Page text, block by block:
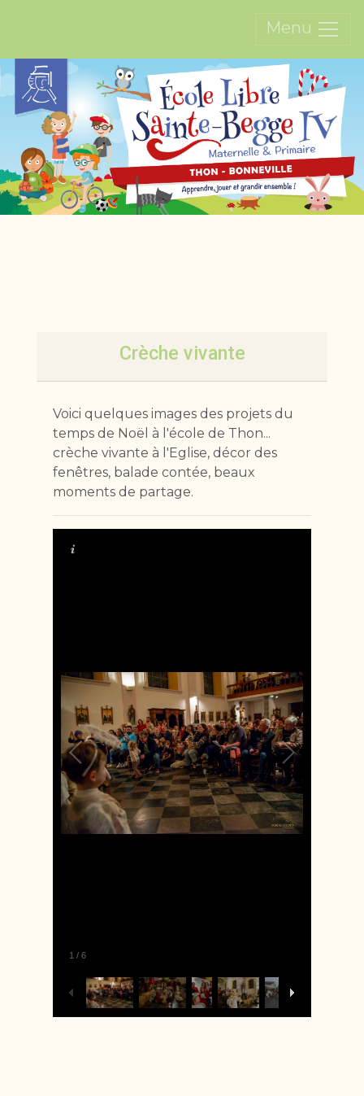
Menu
Crèche vivante
Voici quelques images des projets du
temps de Noël à l'école de Thon...
crèche vivante à l'Eglise, décor des
fenêtres, balade contée, beaux
moments de partage.
1 / 6